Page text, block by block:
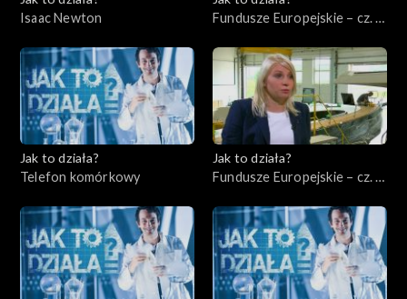
Isaac Newton
Fundusze Europejskie – cz. 8,
Jak to działa?
Telefon komórkowy
Jak to działa?
Fundusze Europejskie – cz. 9,